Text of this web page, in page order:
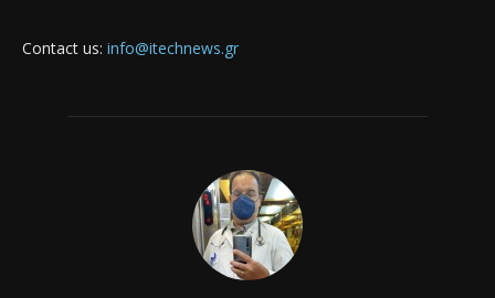
Contact us: info@itechnews.gr